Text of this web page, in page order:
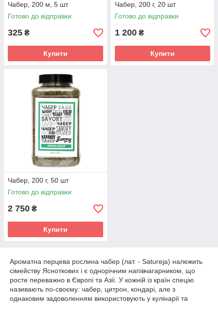
Чабер, 200 м, 5 шт
Готово до відправки
325 ₴
Купити
Чабер, 200 г, 20 шт
Готово до відправки
1 200 ₴
Купити
Чабер, 200 г, 50 шт
Готово до відправки
2 750 ₴
Купити
Ароматна перцева рослина чабер (лат. - Satureja) належить
сімейству Ясноткових і є однорічним напівчагарником, що
росте переважно в Європі та Азії. У кожній із країн спецію
називають по-своєму: чабер, цитрон, кондарі, але з
однаковим задоволенням використовують у кулінарії та